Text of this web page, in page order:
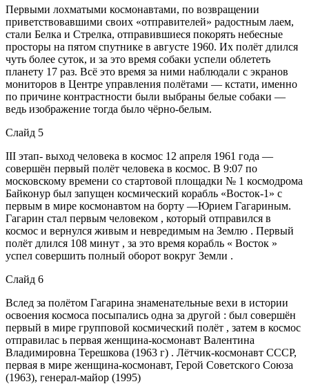
Первыми лохматыми космонавтами, по возвращении
приветствовавшими своих «отправителей» радостным лаем,
стали Белка и Стрелка, отправившиеся покорять небесные
просторы на пятом спутнике в августе 1960. Их полёт длился
чуть более суток, и за это время собаки успели облететь
планету 17 раз. Всё это время за ними наблюдали с экранов
мониторов в Центре управления полётами — кстати, именно
по причине контрастности были выбраны белые собаки —
ведь изображение тогда было чёрно-белым.
Слайд 5
III этап- выход человека в космос 12 апреля 1961 года —
совершён первый полёт человека в космос. В 9:07 по
московскому времени со стартовой площадки № 1 космодрома
Байконур был запущен космический корабль «Восток-1» с
первым в мире космонавтом на борту —Юрием Гагариным.
Гагарин стал первым человеком , который отправился в
космос и вернулся живым и невредимым на Землю . Первый
полёт длился 108 минут , за это время корабль « Восток »
успел совершить полный оборот вокруг Земли .
Слайд 6
Вслед за полётом Гагарина знаменательные вехи в истории
освоения космоса посыпались одна за другой : был совершён
первый в мире групповой космический полёт , затем в космос
отправилас ь первая женщина-космонавт Валентина
Владимировна Терешкова (1963 г) . Лётчик-космонавт СССР,
первая в мире женщина-космонавт, Герой Советского Союза
(1963), генерал-майор (1995)